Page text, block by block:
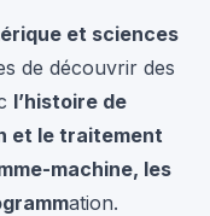
et sciences
de découvrir des
l’histoire de
et le traitement
machine, les
ation.